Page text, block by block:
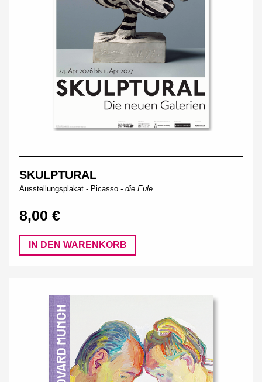
SKULPTURAL
Ausstellungsplakat - Picasso - die Eule
8,00 €
IN DEN WARENKORB